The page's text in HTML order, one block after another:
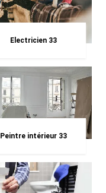
Electricien 33
Peintre intérieur 33